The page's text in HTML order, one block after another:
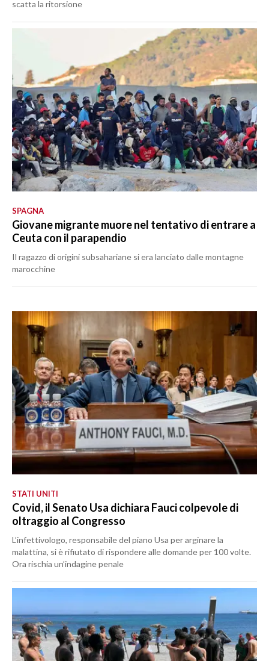
scatta la ritorsione
SPAGNA
Giovane migrante muore nel tentativo di entrare a
Ceuta con il parapendio
Il ragazzo di origini subsahariane si era lanciato dalle montagne
marocchine
STATI UNITI
Covid, il Senato Usa dichiara Fauci colpevole di
oltraggio al Congresso
L’infettivologo, responsabile del piano Usa per arginare la
malattina, si è rifiutato di rispondere alle domande per 100 volte.
Ora rischia un’indagine penale